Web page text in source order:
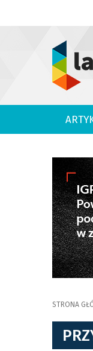
STRONA